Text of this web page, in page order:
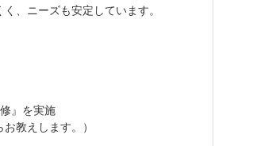
、ニーズも安定しています。
』を実施
教えします。）